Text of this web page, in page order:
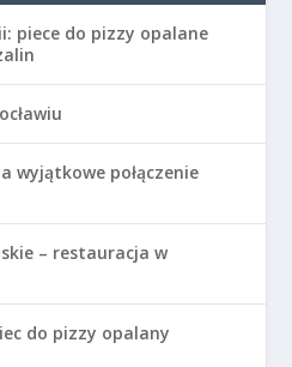
piece do pizzy opalane
wyjątkowe połączenie
– restauracja w
do pizzy opalany